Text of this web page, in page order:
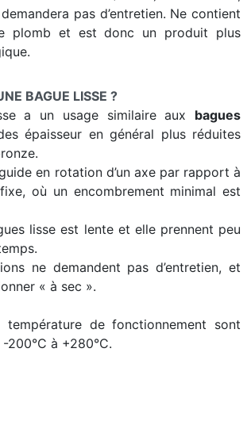
pas d’entretien. Ne contient
plomb et est donc un produit plus
BAGUE LISSE ?
a un usage similaire aux bagues
épaisseur en général plus réduites
en rotation d’un axe par rapport à
où un encombrement minimal est
lisse est lente et elle prennent peu
ne demandent pas d’entretien, et
« à sec ».
température de fonctionnement sont
200°C à +280°C.